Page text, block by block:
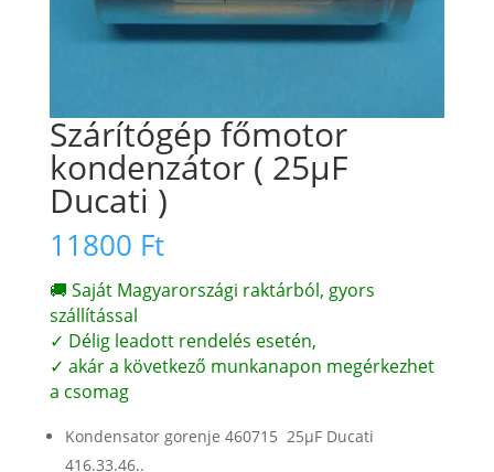
Szárítógép főmotor
kondenzátor ( 25µF
Ducati )
11800 Ft
🚚 Saját Magyarországi raktárból, gyors
szállítással
✓ Délig leadott rendelés esetén,
✓ akár a következő munkanapon megérkezhet
a csomag
Kondensator gorenje 460715 25µF Ducati
416.33.46..